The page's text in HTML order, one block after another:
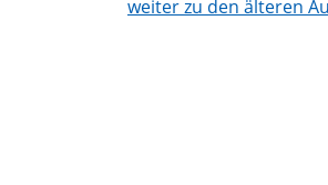
weiter zu den älteren